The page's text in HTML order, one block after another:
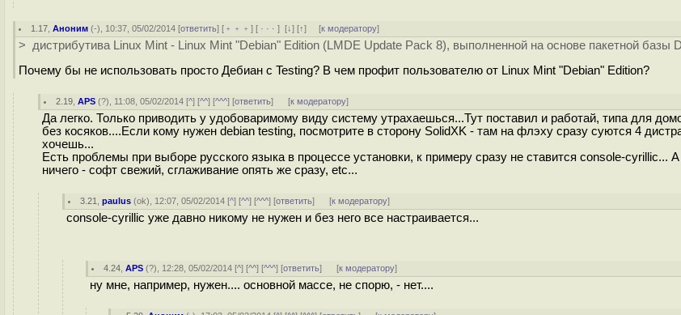
1.17 ,Аноним (-), 10:37, 05/02/2014 [ответить] [ ﹢﹢﹢] [ · · ·][↓] [↑] [к модератору]
> дистрибутива Linux Mint - Linux Mint "Debian" Edition (LMDE Update Pack 8), выполненной на основе пакетной базы
Почему бы не использовать просто Дебиан с Testing? В чем профит пользователю от Linux Mint "Debian" Edition?
2.19 ,APS (?), 11:08, 05/02/2014 [^] [^^] [^^^] [ответить] [к модератору]
Да легко. Только приводить у удобоваримому виду систему утрахаешься...Тут поставил и работай, типа для
без косяков....Если кому нужен debian testing, посмотрите в сторону SolidXK - там на флэху сразу суются 4
хочешь...
Есть проблемы при выборе русского языка в процессе установки, к примеру сразу не ставится console-cyrillic...
ничего - софт свежий, сглаживание опять же сразу, etc...
3.21 ,paulus (ok), 12:07, 05/02/2014 [^] [^^] [^^^] [ответить] [к модератору]
console-cyrillic уже давно никому не нужен и без него все настраивается...
4.24 ,APS (?), 12:28, 05/02/2014 [^] [^^] [^^^] [ответить] [к модератору]
ну мне, например, нужен.... основной массе, не спорю, - нет....